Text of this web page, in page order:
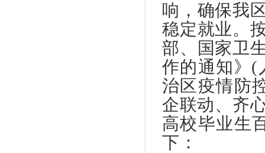
响，确保我
稳定就业。
部、国家卫
作的通知》(
治区疫情防
企联动、齐
高校毕业生
下：